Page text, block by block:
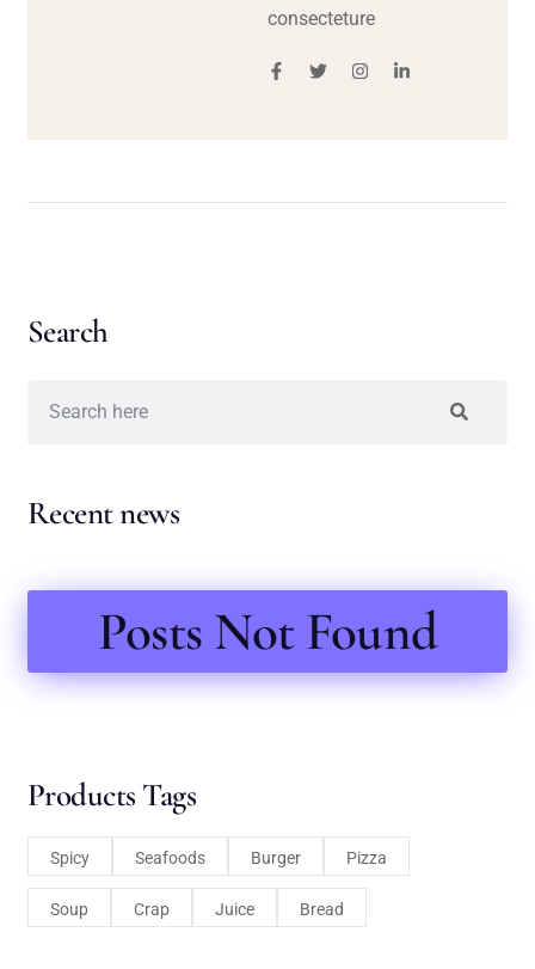
consecteture
Search
Recent news
Posts Not Found
Products Tags
Spicy Seafoods Burger Pizza
Soup Crap Juice Bread